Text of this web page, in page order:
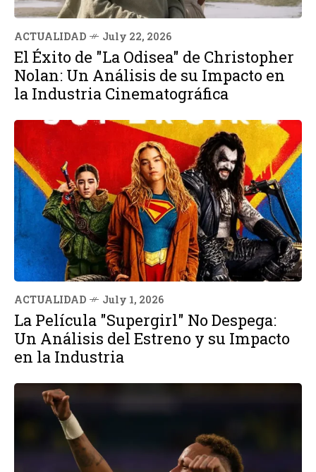
ACTUALIDAD July 22, 2026
El Éxito de "La Odisea" de Christopher
Nolan: Un Análisis de su Impacto en
la Industria Cinematográfica
ACTUALIDAD July 1, 2026
La Película "Supergirl" No Despega:
Un Análisis del Estreno y su Impacto
en la Industria